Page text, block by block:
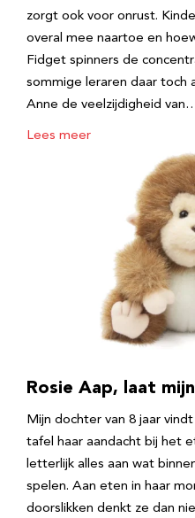
zorgt ook voor onrust.
overal mee naartoe en
Fidget spinners de
sommige leraren daar toch
Anne de veelzijdigheid
Lees meer
Rosie Aap, laat
Mijn dochter van 8 jaar
tafel haar aandacht bij het
letterlijk alles aan wat
spelen. Aan eten in haar
doorslikken denkt ze dan